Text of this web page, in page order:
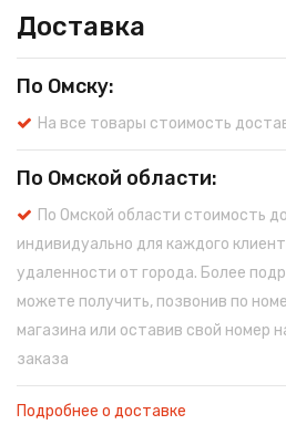
Доставка
По Омску:
На все товары стоимость
По Омской области:
По Омской области стоимость
индивидуально для каждого
удаленности от города. Более
можете получить, позвонив по
магазина или оставив свой номер
заказа
Подробнее о доставке